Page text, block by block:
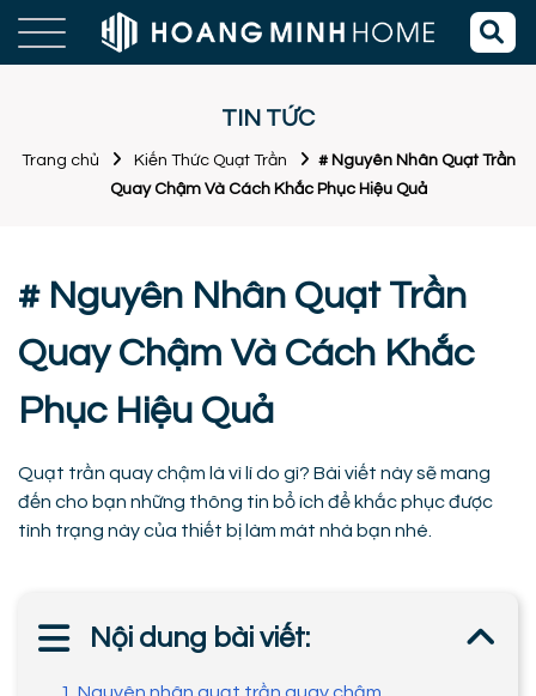
TIN TỨC
Trang chủ Kiến Thức Quạt Trần
# Nguyên Nhân Quạt Trần
Quay Chậm Và Cách Khắc Phục Hiệu Quả
# Nguyên Nhân Quạt Trần
Quay Chậm Và Cách Khắc
Phục Hiệu Quả
Quạt trần quay chậm là vì lí do gì? Bài viết này sẽ mang
đến cho bạn những thông tin bổ ích để khắc phục được
tình trạng này của thiết bị làm mát nhà bạn nhé.
Nội dung bài viết: